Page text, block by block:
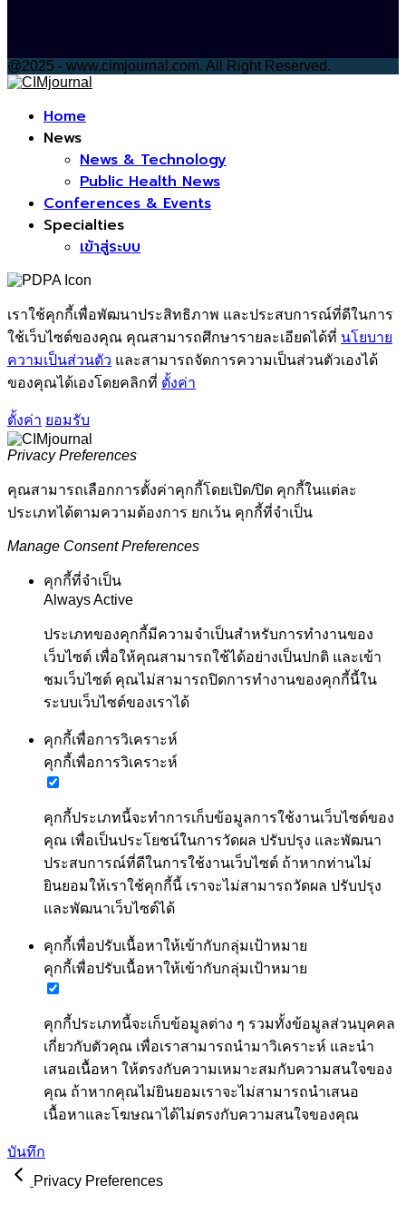
@2025 - www.cimjournal.com. All Right Reserved.
Home
News
News & Technology
Public Health News
Conferences & Events
Specialties
เข้าสู่ระบบ
เราใช้คุกกี้เพื่อพัฒนาประสิทธิภาพ และประสบการณ์ที่ดีในการ
ใช้เว็บไซต์ของคุณ คุณสามารถศึกษารายละเอียดได้ที่ นโยบาย
ความเป็นส่วนตัว และสามารถจัดการความเป็นส่วนตัวเองได้
ของคุณได้เองโดยคลิกที่ ตั้งค่า
ตั้งค่า ยอมรับ
Privacy Preferences
คุณสามารถเลือกการตั้งค่าคุกกี้โดยเปิด/ปิด คุกกี้ในแต่ละ
ประเภทได้ตามความต้องการ ยกเว้น คุกกี้ที่จำเป็น
Manage Consent Preferences
คุกกี้ที่จำเป็น
Always Active
ประเภทของคุกกี้มีความจำเป็นสำหรับการทำงานของ
เว็บไซต์ เพื่อให้คุณสามารถใช้ได้อย่างเป็นปกติ และเข้า
ชมเว็บไซต์ คุณไม่สามารถปิดการทำงานของคุกกี้นี้ใน
ระบบเว็บไซต์ของเราได้
คุกกี้เพื่อการวิเคราะห์
คุกกี้เพื่อการวิเคราะห์
คุกกี้ประเภทนี้จะทำการเก็บข้อมูลการใช้งานเว็บไซต์ของ
คุณ เพื่อเป็นประโยชน์ในการวัดผล ปรับปรุง และพัฒนา
ประสบการณ์ที่ดีในการใช้งานเว็บไซต์ ถ้าหากท่านไม่
ยินยอมให้เราใช้คุกกี้นี้ เราจะไม่สามารถวัดผล ปรับปรุง
และพัฒนาเว็บไซต์ได้
คุกกี้เพื่อปรับเนื้อหาให้เข้ากับกลุ่มเป้าหมาย
คุกกี้เพื่อปรับเนื้อหาให้เข้ากับกลุ่มเป้าหมาย
คุกกี้ประเภทนี้จะเก็บข้อมูลต่าง ๆ รวมทั้งข้อมูลส่วนบุคคล
เกี่ยวกับตัวคุณ เพื่อเราสามารถนำมาวิเคราะห์ และนำ
เสนอเนื้อหา ให้ตรงกับความเหมาะสมกับความสนใจของ
คุณ ถ้าหากคุณไม่ยินยอมเราจะไม่สามารถนำเสนอ
เนื้อหาและโฆษณาได้ไม่ตรงกับความสนใจของคุณ
บันทึก
Privacy Preferences